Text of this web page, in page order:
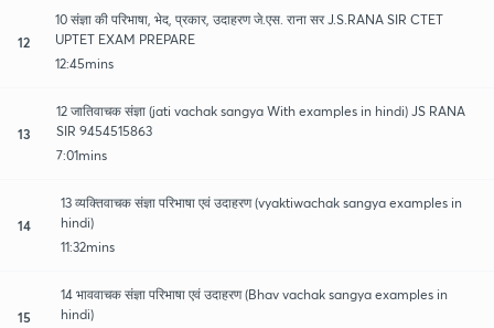
12
10 संज्ञा की परिभाषा, भेद, प्रकार, उदाहरण जे.एस. राना सर J.S.RANA SIR CTET
UPTET EXAM PREPARE
12:45mins
13
12 जातिवाचक संज्ञा (jati vachak sangya With examples in hindi) JS RANA
SIR 9454515863
7:01mins
14
13 व्यक्तिवाचक संज्ञा परिभाषा एवं उदाहरण (vyaktiwachak sangya examples in
hindi)
11:32mins
15
14 भाववाचक संज्ञा परिभाषा एवं उदाहरण (Bhav vachak sangya examples in
hindi)